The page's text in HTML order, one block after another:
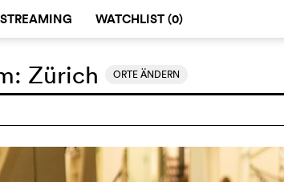
STREAMING WATCHLIST (0)
Zürich ORTE ÄNDERN